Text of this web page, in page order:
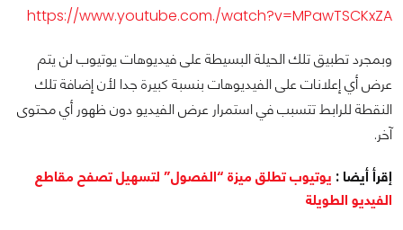
https://www.youtube.com./watch?v=MPawTSCKxZA
وبمجرد تطبيق تلك الحيلة البسيطة على فيديوهات يوتيوب لن يتم
عرض أي إعلانات على الفيديوهات بنسبة كبيرة جدا لأن إضافة تلك
النقطة للرابط تتسبب في استمرار عرض الفيديو دون ظهور أي محتوى
آخر.
إقرأ أيضا : يوتيوب تطلق ميزة “الفصول” لتسهيل تصفح مقاطع
الفيديو الطويلة